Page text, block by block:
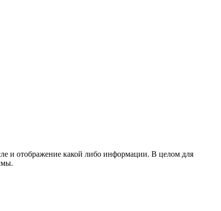
и отображение какой либо информации. В целом для